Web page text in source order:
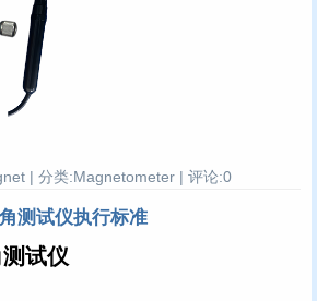
| 分类:Magnetometer | 评论:0
测试仪执行标准
试仪